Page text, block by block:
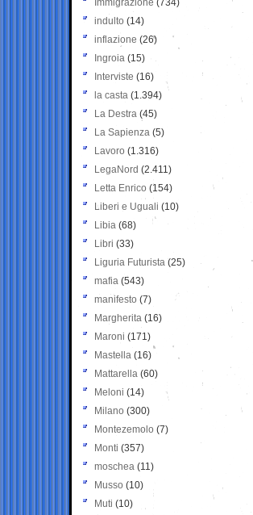
Immigrazione (734)
indulto (14)
inflazione (26)
Ingroia (15)
Interviste (16)
la casta (1.394)
La Destra (45)
La Sapienza (5)
Lavoro (1.316)
LegaNord (2.411)
Letta Enrico (154)
Liberi e Uguali (10)
Libia (68)
Libri (33)
Liguria Futurista (25)
mafia (543)
manifesto (7)
Margherita (16)
Maroni (171)
Mastella (16)
Mattarella (60)
Meloni (14)
Milano (300)
Montezemolo (7)
Monti (357)
moschea (11)
Musso (10)
Muti (10)